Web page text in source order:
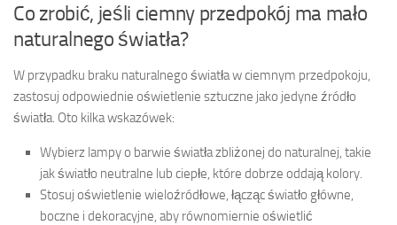
Co zrobić, jeśli ciemny przedpokój ma mało
naturalnego światła?
W przypadku braku naturalnego światła w ciemnym przedpokoju,
zastosuj odpowiednie oświetlenie sztuczne jako jedyne źródło
światła. Oto kilka wskazówek:
Wybierz lampy o barwie światła zbliżonej do naturalnej, takie
jak światło neutralne lub ciepłe, które dobrze oddają kolory.
Stosuj oświetlenie wieloźródłowe, łącząc światło główne,
boczne i dekoracyjne, aby równomiernie oświetlić